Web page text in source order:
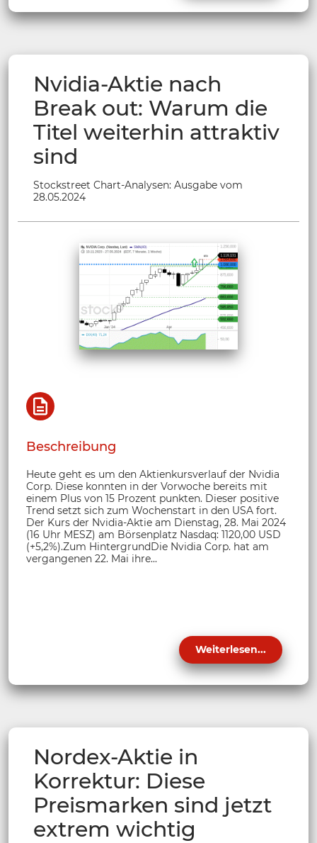
Nvidia-Aktie nach
Break out: Warum die
Titel weiterhin attraktiv
sind
Stockstreet Chart-Analysen: Ausgabe vom
28.05.2024
Beschreibung
Heute geht es um den Aktienkursverlauf der Nvidia
Corp. Diese konnten in der Vorwoche bereits mit
einem Plus von 15 Prozent punkten. Dieser positive
Trend setzt sich zum Wochenstart in den USA fort.
Der Kurs der Nvidia-Aktie am Dienstag, 28. Mai 2024
(16 Uhr MESZ) am Börsenplatz Nasdaq: 1120,00 USD
(+5,2%).Zum HintergrundDie Nvidia Corp. hat am
vergangenen 22. Mai ihre...
Weiterlesen...
Nordex-Aktie in
Korrektur: Diese
Preismarken sind jetzt
extrem wichtig